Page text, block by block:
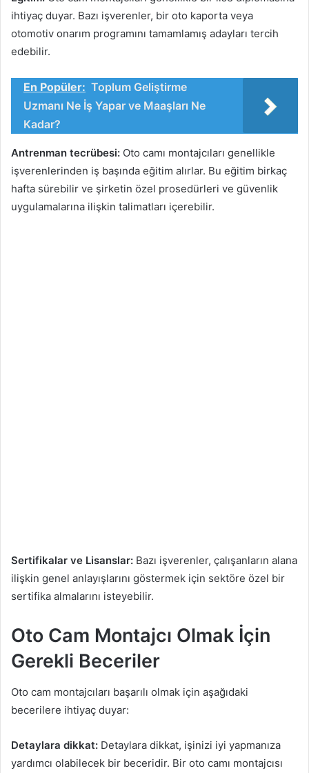
ihtiyaç duyar. Bazı işverenler, bir oto kaporta veya
otomotiv onarım programını tamamlamış adayları tercih
edebilir.
En Popüler: Toplum Geliştirme
Uzmanı Ne İş Yapar ve Maaşları Ne
Kadar?
Antrenman tecrübesi: Oto camı montajcıları genellikle
işverenlerinden iş başında eğitim alırlar. Bu eğitim birkaç
hafta sürebilir ve şirketin özel prosedürleri ve güvenlik
uygulamalarına ilişkin talimatları içerebilir.
Sertifikalar ve Lisanslar: Bazı işverenler, çalışanların alana
ilişkin genel anlayışlarını göstermek için sektöre özel bir
sertifika almalarını isteyebilir.
Oto Cam Montajcı Olmak İçin
Gerekli Beceriler
Oto cam montajcıları başarılı olmak için aşağıdaki
becerilere ihtiyaç duyar:
Detaylara dikkat: Detaylara dikkat, işinizi iyi yapmanıza
yardımcı olabilecek bir beceridir. Bir oto camı montajcısı